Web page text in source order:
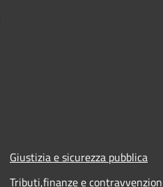
Giustizia e sicurezza pubblica
Tributi,finanze e